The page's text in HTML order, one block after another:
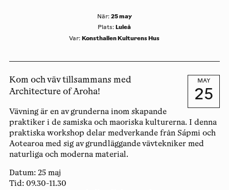
När: 25 may
Plats:Luleå
Var: Konsthallen Kulturens Hus
MAY
25
Kom och väv tillsammans med
Architecture of Aroha!
Vävning är en av grunderna inom skapande
praktiker i de samiska och maoriska kulturerna. I denna
praktiska workshop delar medverkande från Sápmi och
Aotearoa med sig av grundläggande vävtekniker med
naturliga och moderna material.
Datum:25 maj
Tid:09.30-11.30